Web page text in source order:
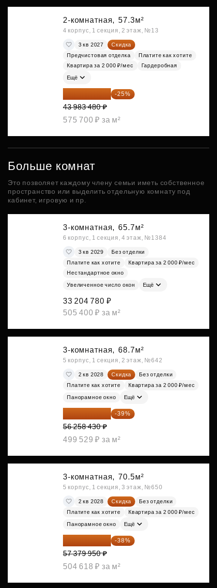
2-комнатная, 57.3м²
4 корпус, 1 секция, 2 этаж, №13
3 кв 2027
Скидка
Предчистовая отделка
Платите как хотите
Квартира за 2 000 ₽/мес
Гардеробная
Ещё
32 987 610 ₽ -25%
43 983 480 ₽
575 700 ₽ за м²
Больше комнат
Это позволяет каждому члену семьи иметь собственное
пространство или выделить отдельную комнату под
кабинет, игровую и пр.
3-комнатная, 65.7м²
6 корпус, 1 секция, 4 этаж, №1384
3 кв 2029
Без отделки
Платите как хотите
Квартира за 2 000 ₽/мес
Нестандартное окно
Увеличенное число окон Ещё
33 204 780 ₽
505 400 ₽ за м²
3-комнатная, 68.7м²
5 корпус, 1 секция, 2 этаж, №642
2 кв 2028 Скидка
Без отделки
Платите как хотите
Квартира за 2 000 ₽/мес
Панорамное окно Ещё
34 317 642 ₽ -39%
56 258 430 ₽
499 529 ₽ за м²
3-комнатная, 70.5м²
5 корпус, 1 секция, 3 этаж, №650
2 кв 2028 Скидка
Без отделки
Платите как хотите
Квартира за 2 000 ₽/мес
Панорамное окно Ещё
35 575 569 ₽ -38%
57 379 950 ₽
504 618 ₽ за м²